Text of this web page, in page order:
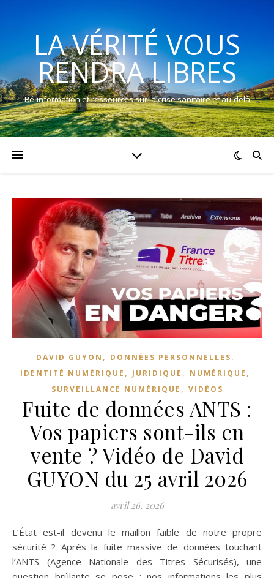
LA VÉRITÉ VOUS
RENDRA LIBRES
Ré-information et ressources sur la crise sanitaire et au-delà
DAVID GUYON , DONNÉES PERSONNELLES,
IDENTITÉ NUMÉRIQUE , JURIDIQUE , NUMÉRIQUE ,
SURVEILLANCE NUMÉRIQUE , VIDÉOS
Fuite de données ANTS :
Vos papiers sont-ils en
vente ? Vidéo de David
GUYON du 25 avril 2026
avril 26, 2026
L’État est-il devenu le maillon faible de notre propre
sécurité ? Après la fuite massive de données touchant
l’ANTS (Agence Nationale des Titres Sécurisés), une